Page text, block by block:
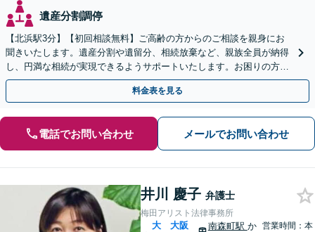
遺産分割調停
【北浜駅3分】【初回相談無料】ご高齢の方からのご相談を親身にお
聞きいたします。遺産分割や遺留分、相続放棄など、親族全員が納得
し、円満な相続が実現できるようサポートいたします。お困りの方は
【メール】にてお問い合わせください。【ビデオ相談可】
料金表を見る
電話でお問い合わせ メールでお問い合わせ
井川 慶子 弁護士
梅田アリスト法律事務所
大
大阪
南森町駅 か 営業時間：本